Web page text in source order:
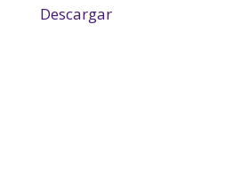
Descargar